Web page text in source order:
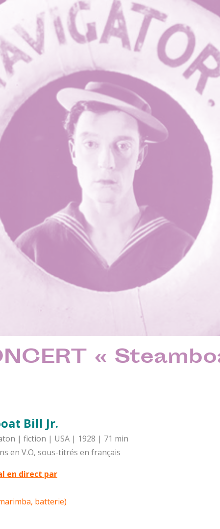
«
Bill Jr.
| fiction | USA | 1928 | 71 min
en V.O, sous-titrés en français
en direct par
batterie)